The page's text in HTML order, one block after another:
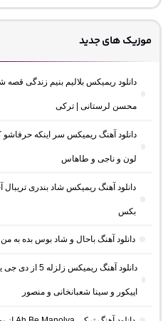
موزیک های جدید
دانلود ریمیکس بلالیم بنیم زندگی
محسن لرستانی | ترکی
دانلود آهنگ ریمیکس سر اینکه
لون و ناجی و طاهاس
دانلود آهنگ ریمیکس شاد بندری
بکس
دانلود آهنگ باحال و شاد بوس بده به
دانلود آهنگ
اپیکور و سینا شعبانخانی و منصور